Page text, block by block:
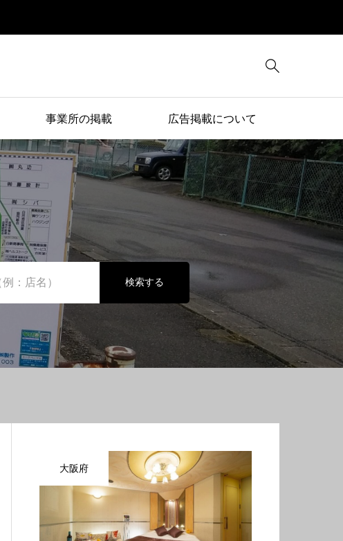

事業所の掲載 広告掲載について
検索する
大阪府